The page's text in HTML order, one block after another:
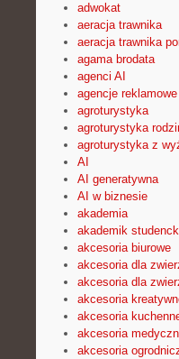
adwokat
aeracja trawnika
aeracja trawnika
agama brodata
agenci AI
agencje reklamowe
agroturystyka
agroturystyka
agroturystyka z
AI
AI generatywna
AI w biznesie
akademia
akademik
akcesoria biurowe
akcesoria dla
akcesoria dla
akcesoria
akcesoria
akcesoria
akcesoria